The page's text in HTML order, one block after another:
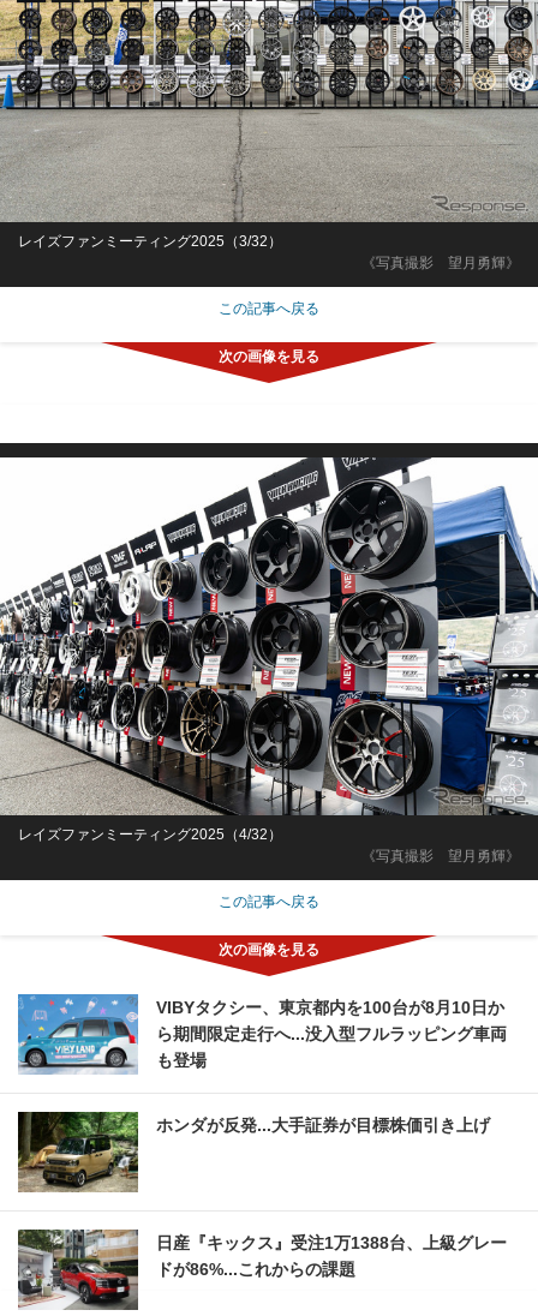
《写真撮影 望月勇輝》
レイズファンミーティング2025（3/32）
この記事へ戻る
《写真撮影 望月勇輝》
レイズファンミーティング2025（4/32）
この記事へ戻る
VIBYタクシー、東京都内を100台が8月10日か
ら期間限定走行へ...没入型フルラッピング車両
も登場
ホンダが反発...大手証券が目標株価引き上げ
日産『キックス』受注1万1388台、上級グレー
ドが86%...これからの課題